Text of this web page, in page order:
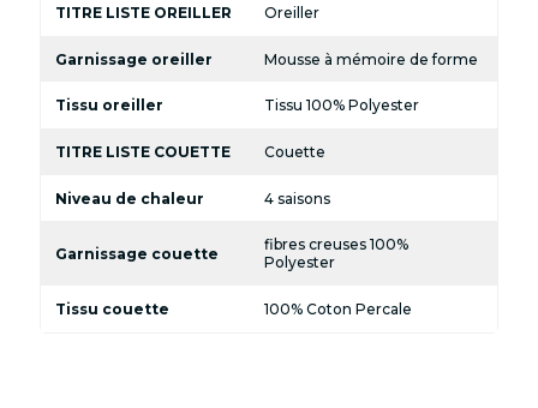
TITRE LISTE OREILLER Oreiller
Garnissage oreiller Mousse à mémoire de forme
Tissu oreiller Tissu 100% Polyester
TITRE LISTE COUETTE Couette
Niveau de chaleur 4 saisons
Garnissage couette
fibres creuses 100%
Polyester
Tissu couette 100% Coton Percale